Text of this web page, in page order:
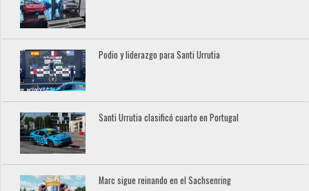
Podio y liderazgo para Santi Urrutia
Santi Urrutia clasificó cuarto en Portugal
Marc sigue reinando en el Sachsenring